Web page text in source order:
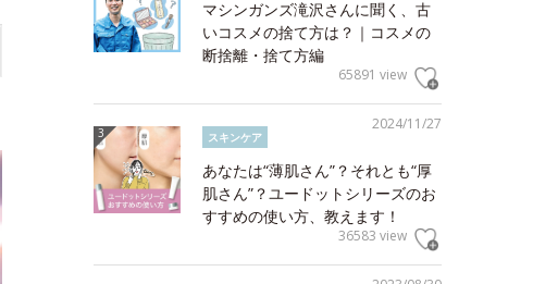
マシンガンズ滝沢さんに聞く、古
いコスメの捨て方は？｜コスメの
断捨離・捨て方編
65891 view
2024/11/27
スキンケア
あなたは“薄肌さん”？それとも“厚
肌さん”？ユードットシリーズのお
すすめの使い方、教えます！
36583 view